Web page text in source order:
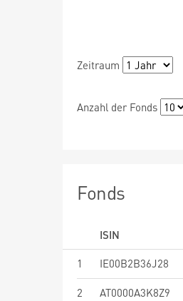
Zeitraum
Anzahl der Fonds
Fonds
ISIN
1
IE00B2B36J28
2 AT0000A3K8Z9